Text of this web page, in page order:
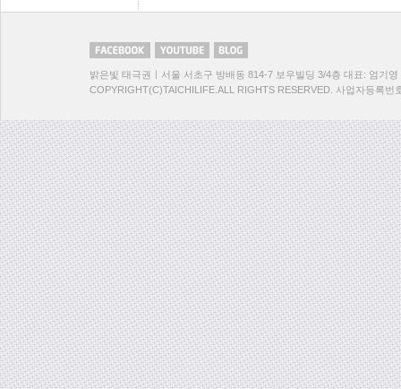
밝은빛 태극권ㅣ서울 서초구 방배동 814-7 보우빌딩 3/4층 대표: 엄기
COPYRIGHT(C)TAICHILIFE.ALL RIGHTS RESERVED. 사업자등록번